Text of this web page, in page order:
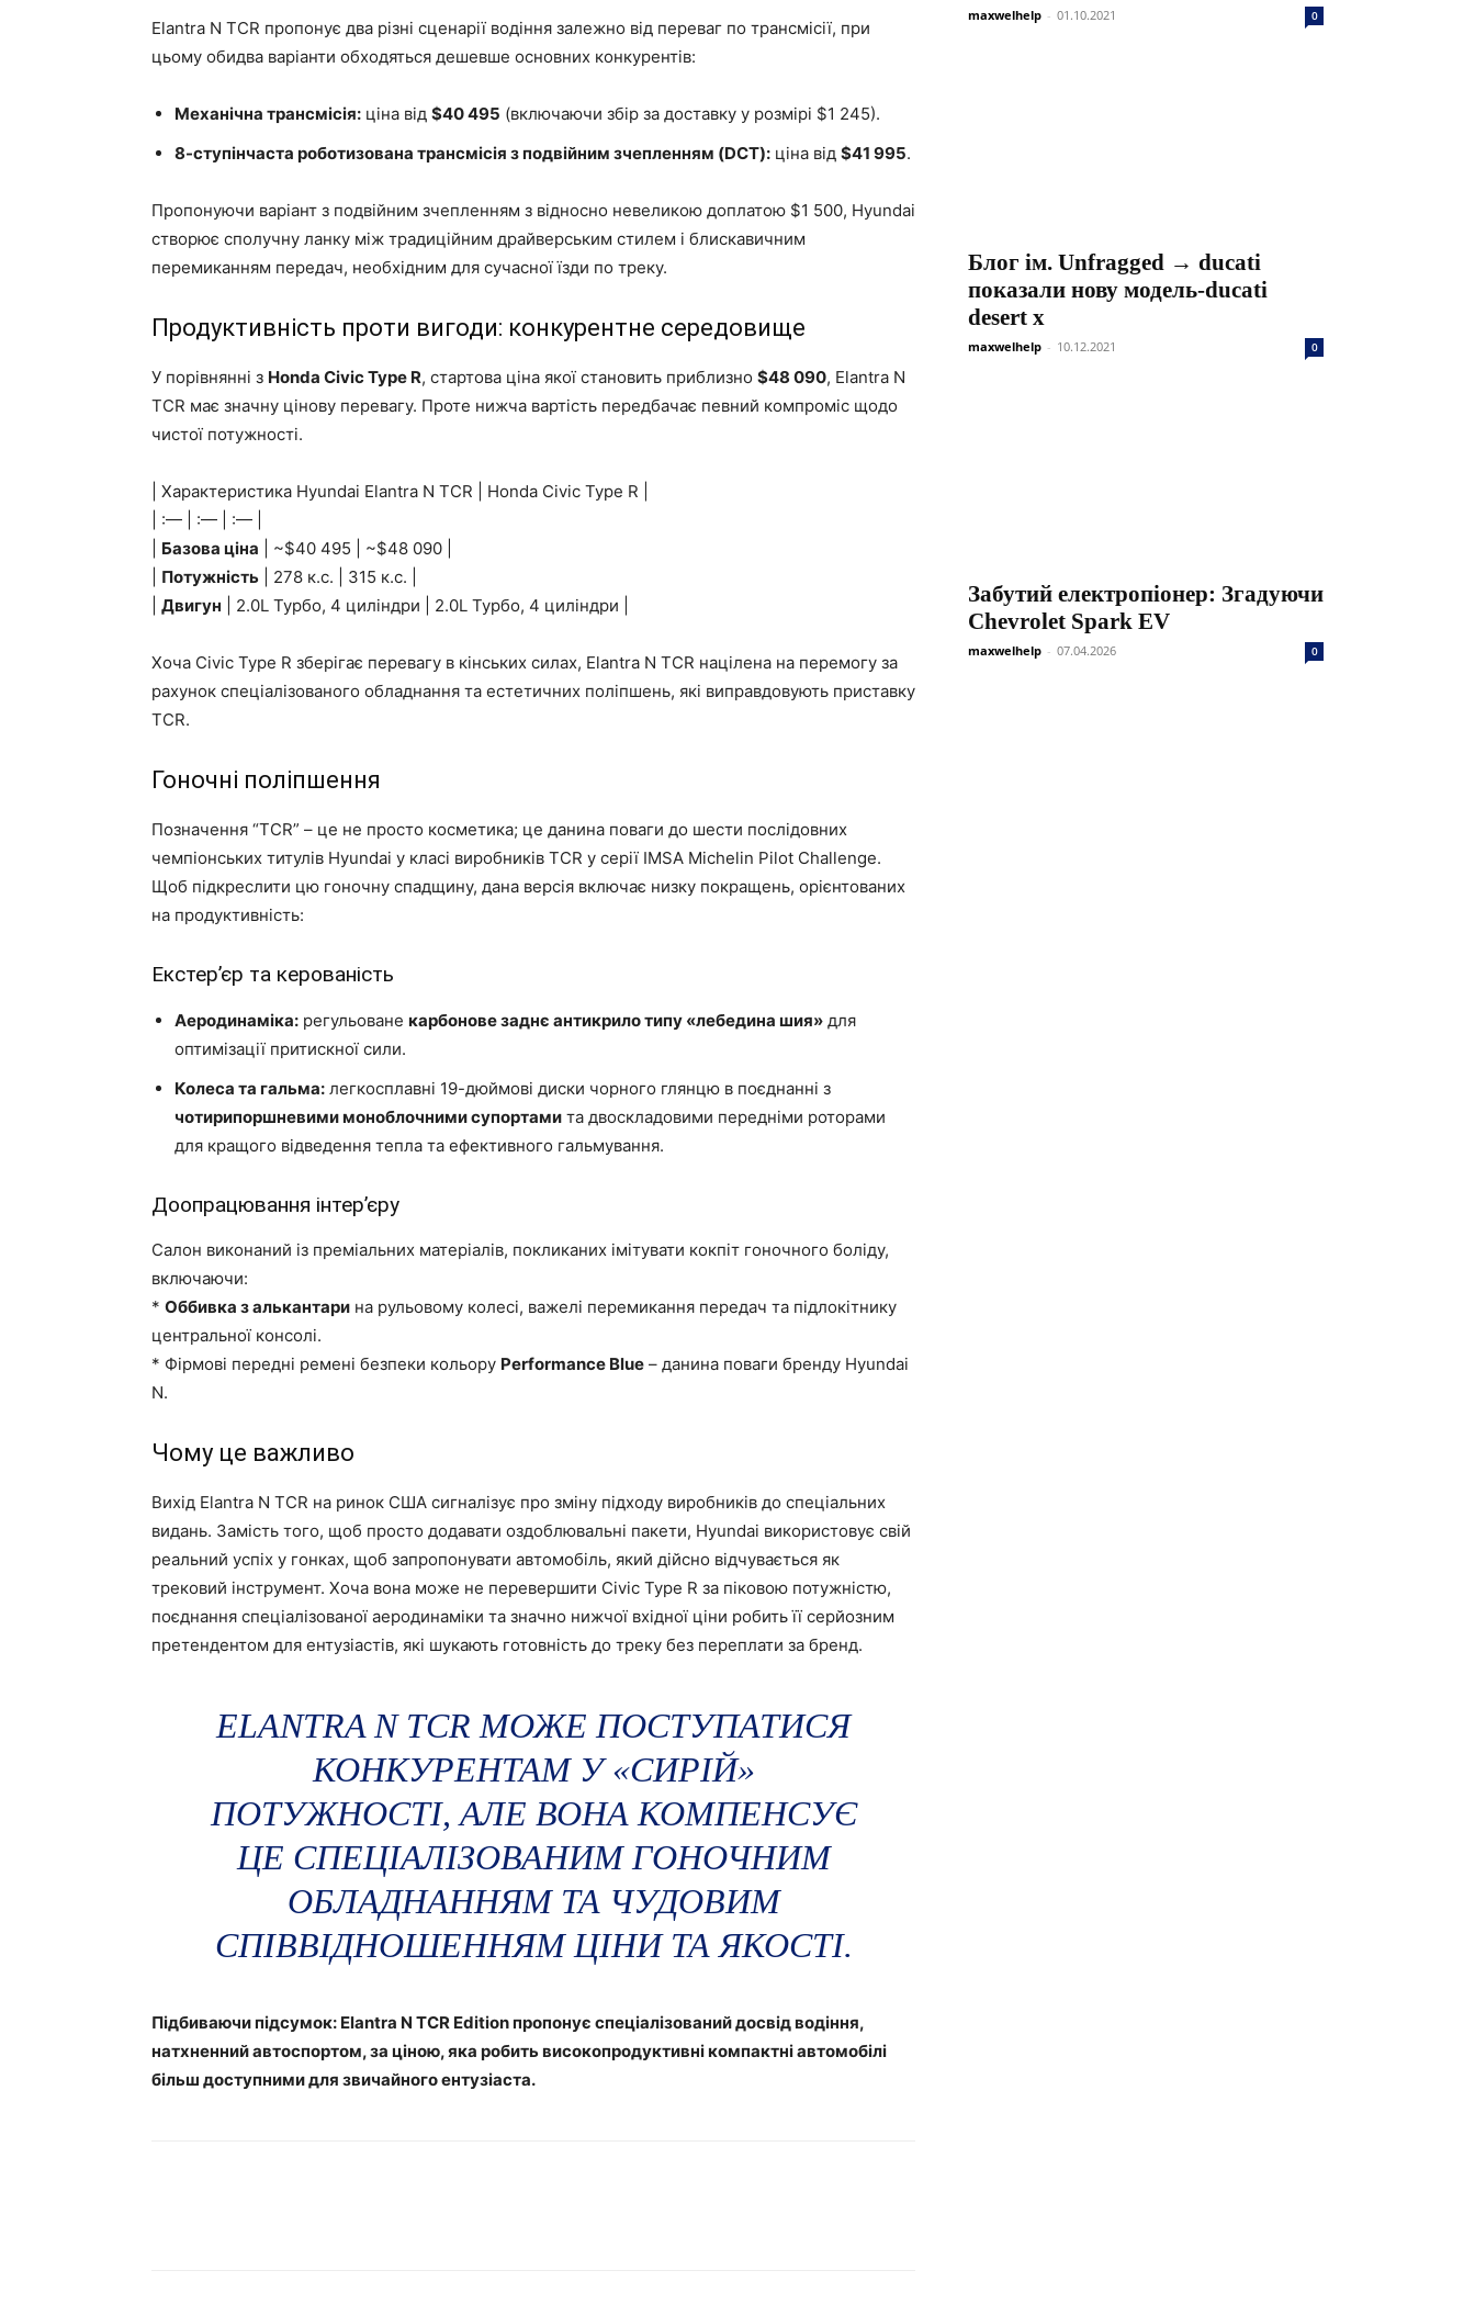
Elantra N TCR пропонує два різні сценарії водіння залежно від переваг по трансмісії, при
цьому обидва варіанти обходяться дешевше основних конкурентів:
Механічна трансмісія: ціна від $40 495 (включаючи збір за доставку у розмірі $1 245).
8-ступінчаста роботизована трансмісія з подвійним зчепленням (DCT): ціна від $41 995.
Пропонуючи варіант з подвійним зчепленням з відносно невеликою доплатою $1 500, Hyundai
створює сполучну ланку між традиційним драйверським стилем і блискавичним
перемиканням передач, необхідним для сучасної їзди по треку.
Продуктивність проти вигоди: конкурентне середовище
У порівнянні з Honda Civic Type R, стартова ціна якої становить приблизно $48 090, Elantra N
TCR має значну цінову перевагу. Проте нижча вартість передбачає певний компроміс щодо
чистої потужності.
| Характеристика Hyundai Elantra N TCR | Honda Civic Type R |
| :— | :— | :— |
Базова ціна | ~$40 495 | ~$48 090 |
Потужність | 278 к.с. | 315 к.с. |
Двигун | 2.0L Турбо, 4 циліндри | 2.0L Турбо, 4 циліндри |
Хоча Civic Type R зберігає перевагу в кінських силах, Elantra N TCR націлена на перемогу за
рахунок спеціалізованого обладнання та естетичних поліпшень, які виправдовують приставку
TCR.
Гоночні поліпшення
Позначення “TCR” – це не просто косметика; це данина поваги до шести послідовних
чемпіонських титулів Hyundai у класі виробників TCR у серії IMSA Michelin Pilot Challenge.
Щоб підкреслити цю гоночну спадщину, дана версія включає низку покращень, орієнтованих
на продуктивність:
Екстер’єр та керованість
Аеродинаміка: регульоване карбонове заднє антикрило типу «лебедина шия» для
оптимізації притискної сили.
Колеса та гальма: легкосплавні 19-дюймові диски чорного глянцю в поєднанні з
чотирипоршневими моноблочними супортами та двоскладовими передніми роторами
для кращого відведення тепла та ефективного гальмування.
Доопрацювання інтер’єру
Салон виконаний із преміальних матеріалів, покликаних імітувати кокпіт гоночного боліду,
включаючи:
* Оббивка з алькантари на рульовому колесі, важелі перемикання передач та підлокітнику
центральної консолі.
* Фірмові передні ремені безпеки кольору Performance Blue – данина поваги бренду Hyundai
N.
Чому це важливо
Вихід Elantra N TCR на ринок США сигналізує про зміну підходу виробників до спеціальних
видань. Замість того, щоб просто додавати оздоблювальні пакети, Hyundai використовує свій
реальний успіх у гонках, щоб запропонувати автомобіль, який дійсно відчувається як
трековий інструмент. Хоча вона може не перевершити Civic Type R за піковою потужністю,
поєднання спеціалізованої аеродинаміки та значно нижчої вхідної ціни робить її серйозним
претендентом для ентузіастів, які шукають готовність до треку без переплати за бренд.
ELANTRA N TCR МОЖЕ ПОСТУПАТИСЯ
КОНКУРЕНТАМ У «СИРІЙ»
ПОТУЖНОСТІ, АЛЕ ВОНА КОМПЕНСУЄ
ЦЕ СПЕЦІАЛІЗОВАНИМ ГОНОЧНИМ
ОБЛАДНАННЯМ ТА ЧУДОВИМ
СПІВВІДНОШЕННЯМ ЦІНИ ТА ЯКОСТІ.
Підбиваючи підсумок: Elantra N TCR Edition пропонує спеціалізований досвід водіння,
натхненний автоспортом, за ціною, яка робить високопродуктивні компактні автомобілі
більш доступними для звичайного ентузіаста.
maxwelhelp - 01.10.2021 0
Блог ім. Unfragged → ducati
показали нову модель-ducati
desert x
maxwelhelp - 10.12.2021 0
Забутий електропіонер: Згадуючи
Chevrolet Spark EV
maxwelhelp - 07.04.2026 0